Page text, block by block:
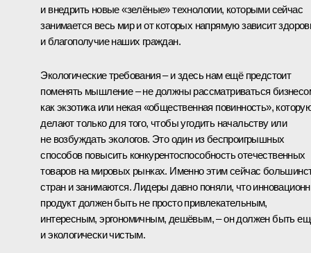
и внедрить новые «зелёные» технологии, которыми сейчас
занимается весь мир и от которых напрямую зависит
и благополучие наших граждан.
Экологические требования – и здесь нам ещё предстоит
поменять мышление – не должны рассматриваться
как экзотика или некая «общественная повинность»,
делают только для того, чтобы угодить начальству или
не возбуждать экологов. Это один из беспроигрышных
способов повысить конкурентоспособность отечественных
товаров на мировых рынках. Именно этим сейчас
стран и занимаются. Лидеры давно поняли, что
продукт должен быть не просто привлекательным,
интересным, эргономичным, дешёвым, – он должен быть
и экологически чистым.